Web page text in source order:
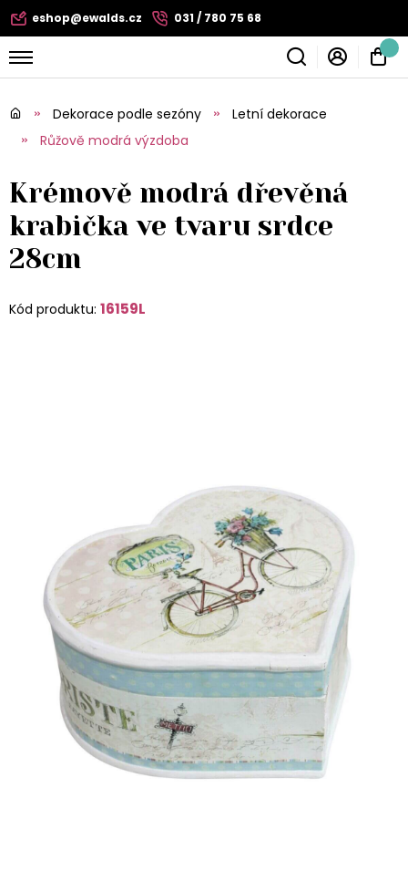
eshop@ewalds.cz 031 / 780 75 68
Dekorace podle sezóny
Letní dekorace
Růžově modrá výzdoba
Krémově modrá dřevěná
krabička ve tvaru srdce
28cm
Kód produktu: 16159L